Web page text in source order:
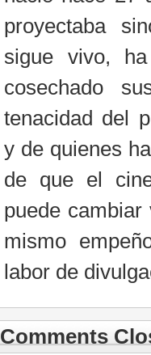
proyectaba
sigue vivo,
cosechado
tenacidad del
y de quienes
de que el
puede
mismo
labor de
Comments